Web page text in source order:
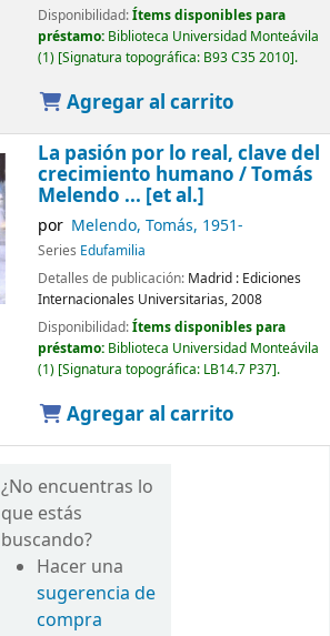
Disponibilidad:Ítems disponibles para
préstamo: Biblioteca Universidad Monteávila
(1) Signatura topográfica: B93 C35 2010 .
Agregar al carrito
La pasión por lo real, clave del
crecimiento humano /Tomás
Melendo ... [et al.]
por Melendo, Tomás, 1951-
Series Edufamilia
Detalles de publicación: Madrid : Ediciones
Internacionales Universitarias,2008
Disponibilidad:Ítems disponibles para
préstamo: Biblioteca Universidad Monteávila
(1) Signatura topográfica: LB14.7 P37 .
Agregar al carrito
¿No encuentras lo
que estás
buscando?
Hacer una
sugerencia de
compra